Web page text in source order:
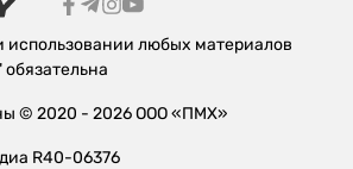
использовании любых материалов
© 2020 - 2026 ООО «ПМХ»
R40-06376